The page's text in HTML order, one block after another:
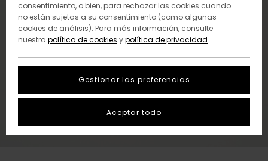
consentimiento, o bien, para rechazar las cookies cuando
no están sujetas a su consentimiento (como algunas
cookies de análisis). Para más información, consulte
nuestra política de cookies ypolítica de privacidad
Gestionar las preferencias
Aceptar todo